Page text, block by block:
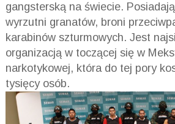
gangsterską na świecie.
wyrzutni granatów, broni
karabinów szturmowych. Jest
organizacją w toczącej się w
narkotykowej, która do tej pory
tysięcy osób.